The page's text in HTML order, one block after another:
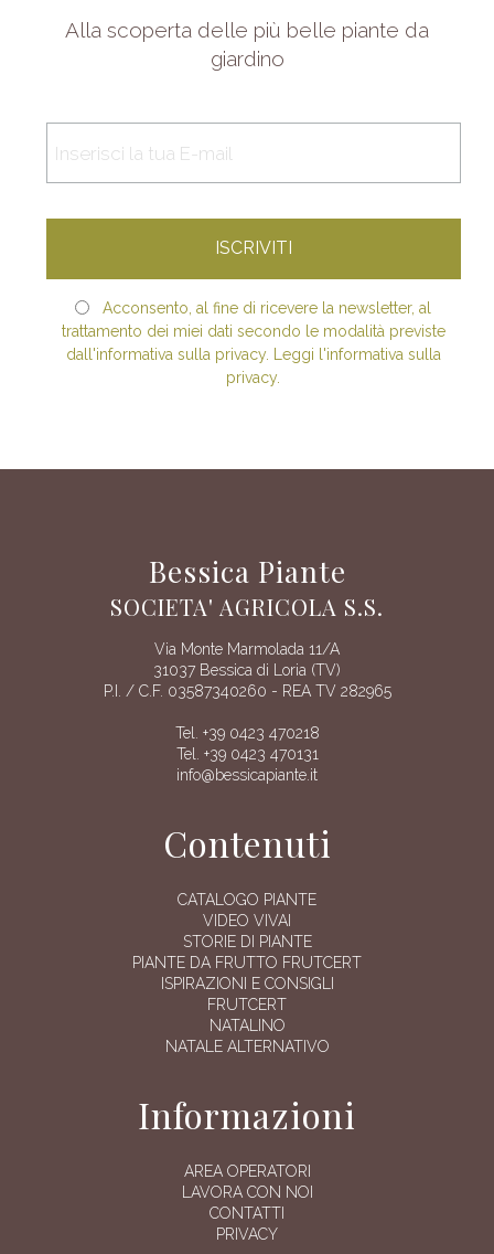
Alla scoperta delle più belle piante da
giardino
Acconsento, al fine di ricevere la newsletter, al
trattamento dei miei dati secondo le modalità previste
dall'informativa sulla privacy. Leggi l'informativa sulla
privacy.
Bessica Piante
SOCIETA' AGRICOLA S.S.
Via Monte Marmolada 11/A
31037 Bessica di Loria (TV)
P.I. / C.F. 03587340260 - REA TV 282965
Tel. +39 0423 470218
Tel. +39 0423 470131
info@bessicapiante.it
Contenuti
CATALOGO PIANTE
VIDEO VIVAI
STORIE DI PIANTE
PIANTE DA FRUTTO FRUTCERT
ISPIRAZIONI E CONSIGLI
FRUTCERT
NATALINO
NATALE ALTERNATIVO
Informazioni
AREA OPERATORI
LAVORA CON NOI
CONTATTI
PRIVACY